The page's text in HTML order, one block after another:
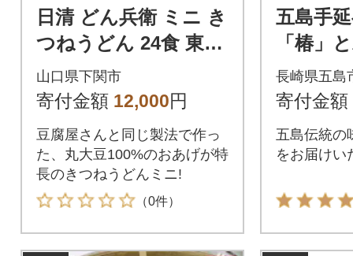
日清 どん兵衛 ミニ き
つねうどん 24食 東日
本だし カップ麺 JC00
5
山口県下関市
寄付金額 12,000円
豆腐屋さんと同じ製法で作っ
た、丸大豆100%のおあげが特
長のきつねうどんミニ!
（0件）
五島手
「椿」
スープ
合せ
長崎県五島
寄付金額
五島伝統の
をお届けい